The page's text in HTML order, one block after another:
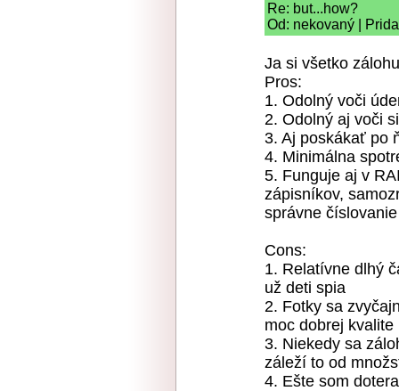
Re: but...how?
Od: nekovaný |
Ja si všetko
Pros:
1. Odolný voči
2. Odolný aj voči
3. Aj poskákať po
4. Minimálna
5. Funguje aj v
zápisníkov,
správne
Cons:
1. Relatívne dlhý
už deti spia
2. Fotky sa
moc dobrej kvalite
3. Niekedy sa
záleží to od
4. Ešte som